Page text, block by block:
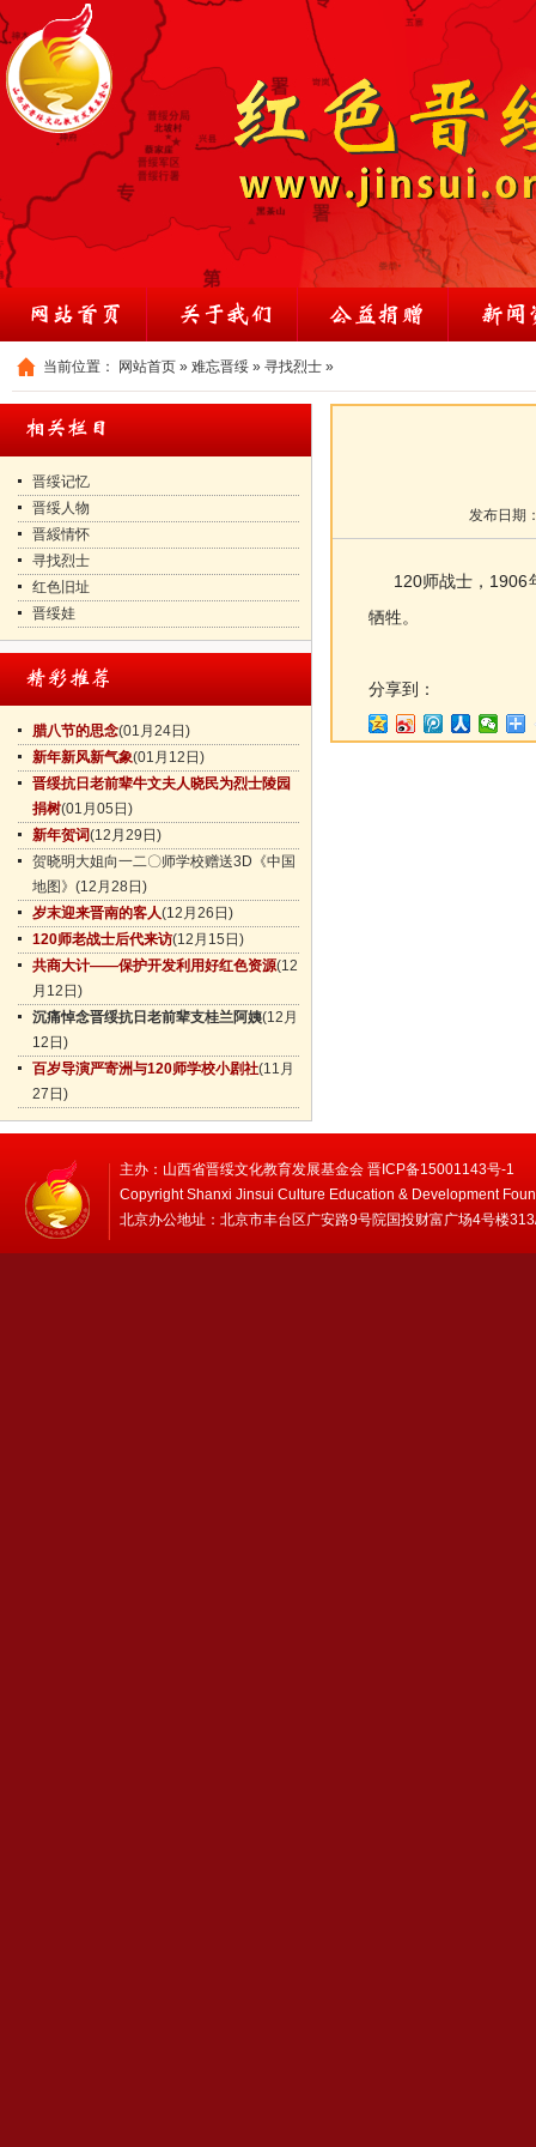
当前位置： 网站首页 » 难忘晋绥 » 寻找烈士 »
晋绥记忆
晋绥人物
晋綏情怀
寻找烈士
红色旧址
晋绥娃
腊八节的思念(01月24日)
新年新风新气象(01月12日)
晋绥抗日老前辈牛文夫人晓民为烈士陵园
捐树(01月05日)
新年贺词(12月29日)
贺晓明大姐向一二〇师学校赠送3D《中国
地图》 (12月28日)
岁末迎来晋南的客人(12月26日)
120师老战士后代来访(12月15日)
共商大计——保护开发利用好红色资源(12
月12日)
沉痛悼念晋绥抗日老前辈支桂兰阿姨(12月
12日)
百岁导演严寄洲与120师学校小剧社(11月
27日)
发布日期
120师战士，1906
牺牲。
分享到：
主办：山西省晋绥文化教育发展基金会 晋ICP备15001143号-1
Copyright Shanxi Jinsui Culture Education & Development
北京办公地址：北京市丰台区广安路9号院国投财富广场4号楼